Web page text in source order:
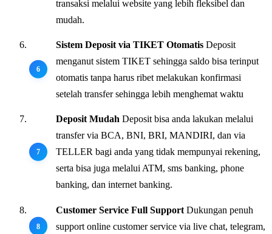
transaksi melalui website yang lebih fleksibel dan
mudah.
Sistem Deposit via TIKET Otomatis Deposit
menganut sistem TIKET sehingga saldo bisa terinput
otomatis tanpa harus ribet melakukan konfirmasi
setelah transfer sehingga lebih menghemat waktu
Deposit Mudah Deposit bisa anda lakukan melalui
transfer via BCA, BNI, BRI, MANDIRI, dan via
TELLER bagi anda yang tidak mempunyai rekening,
serta bisa juga melalui ATM, sms banking, phone
banking, dan internet banking.
Customer Service Full Support Dukungan penuh
support online customer service via live chat, telegram,